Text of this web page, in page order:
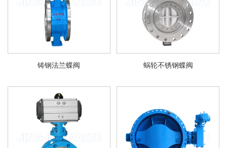
铸钢法兰蝶阀 蜗轮不锈钢蝶阀